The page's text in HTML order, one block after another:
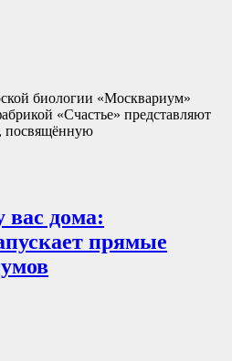
биологии «Москвариум»
«Счастье» представляют
посвящённую
дома:
прямые